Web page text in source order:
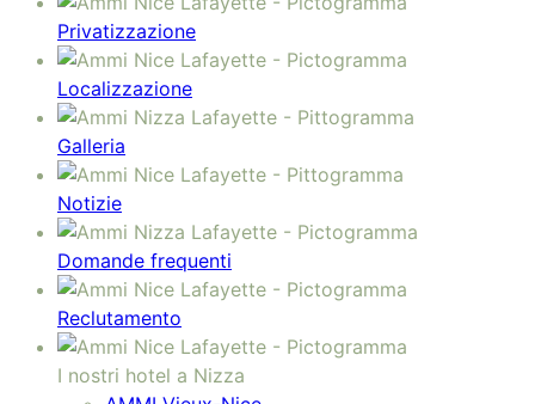
Privatizzazione
Localizzazione
Galleria
Notizie
Domande frequenti
Reclutamento
I nostri hotel a Nizza